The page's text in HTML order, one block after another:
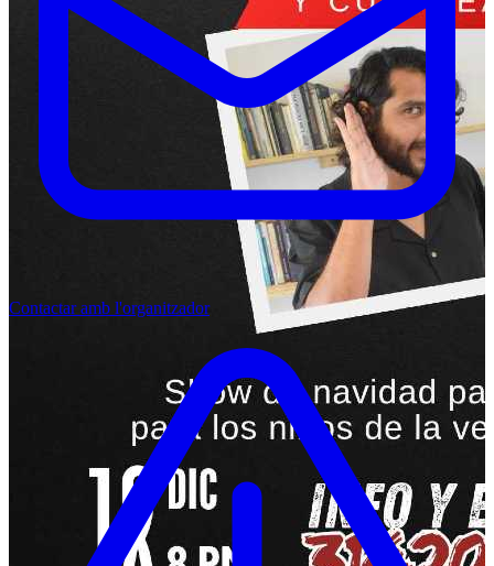
Contactar amb l'organitzador